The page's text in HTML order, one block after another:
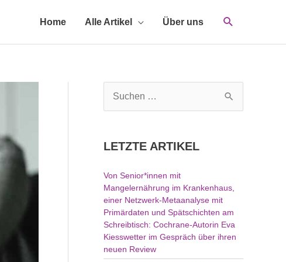
Home Alle Artikel Über uns
u
e
n
c
h
:
LETZTE ARTIKEL
Von Senior*innen mit
Mangelernährung im Krankenhaus,
einer Netzwerk-Metaanalyse mit
Primärdaten und Spätschichten am
Schreibtisch: Cochrane-Autorin Eva
Kiesswetter im Gespräch über ihren
neuen Review